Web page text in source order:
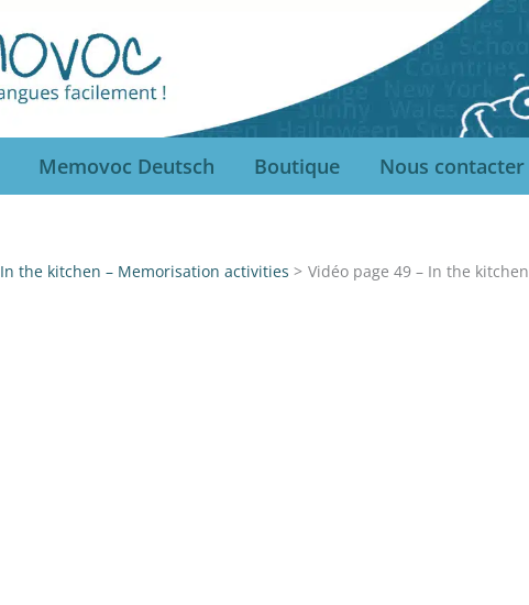
Memovoc Deutsch Boutique Nous contacter
In the kitchen – Memorisation activities Vidéo page 49 – In the kitchen